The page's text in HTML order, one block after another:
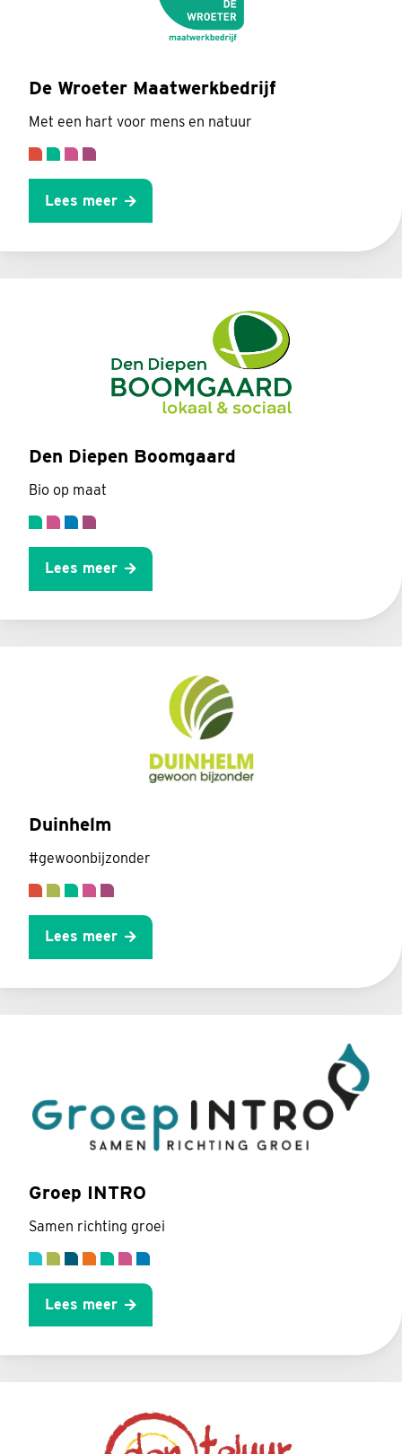
De Wroeter Maatwerkbedrijf
Met een hart voor mens en natuur
Lees meer
Den Diepen Boomgaard
Bio op maat
Lees meer
Duinhelm
#gewoonbijzonder
Lees meer
Groep INTRO
Samen richting groei
Lees meer